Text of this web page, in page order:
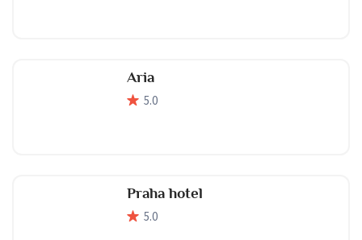
Aria
5.0
Praha hotel
5.0